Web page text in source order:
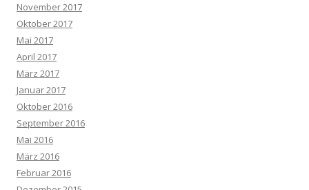
November 2017
Oktober 2017
Mai 2017
April 2017
März 2017
Januar 2017
Oktober 2016
September 2016
Mai 2016
März 2016
Februar 2016